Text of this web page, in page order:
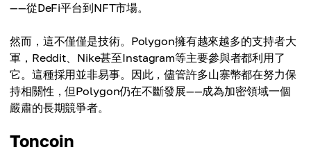
——從DeFi平台到NFT市場。
然而，這不僅僅是技術。Polygon擁有越來越多的支持者大
軍，Reddit、Nike甚至Instagram等主要參與者都利用了
它。這種採用並非易事。因此，儘管許多山寨幣都在努力保
持相關性，但Polygon仍在不斷發展——成為加密領域一個
嚴肅的長期競爭者。
Toncoin